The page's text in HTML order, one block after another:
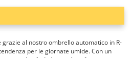
al nostro ombrello automatico in R-
per le giornate umide. Con un